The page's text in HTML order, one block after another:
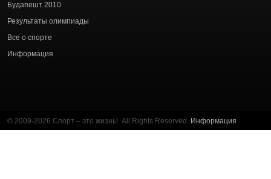
Будапешт 2010
Результаты олимпиады
Все о спорте
Информация
© 2009-2026 Спорт – это жизнь!. All Rights Reserved. Информация